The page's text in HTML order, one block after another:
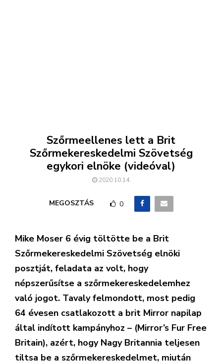
Szőrmeellenes lett a Brit
Szőrmekereskedelmi Szövetség
egykori elnöke (videóval)
2020.10.14.
MEGOSZTÁS 0
Mike Moser 6 évig töltötte be a Brit
Szőrmekereskedelmi Szövetség elnöki
posztját, feladata az volt, hogy
népszerűsítse a szőrmekereskedelemhez
való jogot. Tavaly felmondott, most pedig
64 évesen csatlakozott a brit Mirror napilap
által indított kampányhoz – (Mirror’s Fur Free
Britain), azért, hogy Nagy Britannia teljesen
tiltsa be a szőrmekereskedelmet, miután